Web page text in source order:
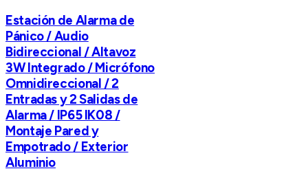
Estación de Alarma de
Pánico / Audio
Bidireccional / Altavoz
3W Integrado / Micrófono
Omnidireccional / 2
Entradas y 2 Salidas de
Alarma / IP65 IK08 /
Montaje Pared y
Empotrado / Exterior
Aluminio